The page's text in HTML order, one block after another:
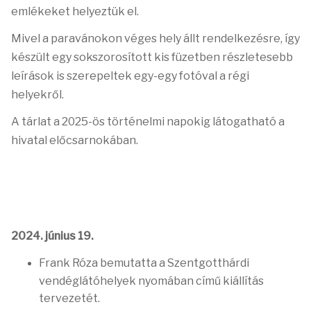
emlékeket helyeztük el.
Mivel a paravánokon véges hely állt rendelkezésre, így
készült egy sokszorosított kis füzetben részletesebb
leírások is szerepeltek egy-egy fotóval a régi
helyekről.
A tárlat a 2025-ös történelmi napokig látogatható a
hivatal előcsarnokában.
2024. június 19.
Frank Róza bemutatta a Szentgotthárdi
vendéglátóhelyek nyomában című kiállítás
tervezetét.